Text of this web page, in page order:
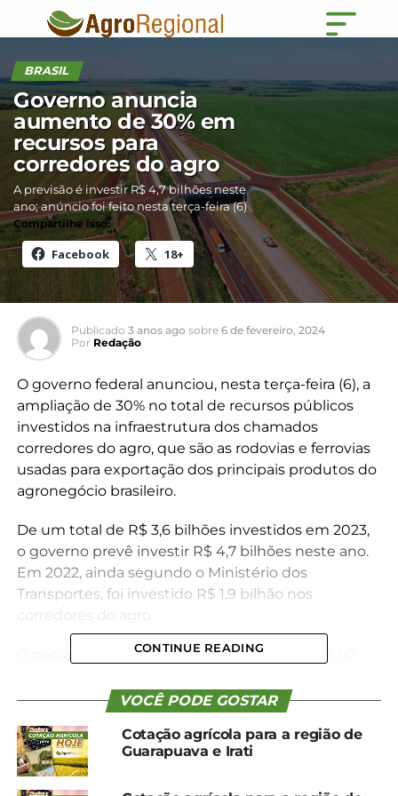
BRASIL
Governo anuncia
aumento de 30% em
recursos para
corredores do agro
A previsão é investir R$ 4,7 bilhões neste
ano; anúncio foi feito nesta terça-feira (6)
Compartilhe isso:
Facebook 18+
Publicado 3 anos ago sobre 6 de fevereiro, 2024
Por Redação
O governo federal anunciou, nesta terça-feira (6), a
ampliação de 30% no total de recursos públicos
investidos na infraestrutura dos chamados
corredores do agro, que são as rodovias e ferrovias
usadas para exportação dos principais produtos do
agronegócio brasileiro.
De um total de R$ 3,6 bilhões investidos em 2023,
o governo prevê investir R$ 4,7 bilhões neste ano.
Em 2022, ainda segundo o Ministério dos
Transportes, foi investido R$ 1,9 bilhão nos
O pacote de investimentos anunciado prevê 60
bilhões para a infraestrutura do Arco Norte e R$
2,05 bilhões para o Arco Sul/Sudeste. Entre as obras,
estão previstas a retomada dos investimentos
públicos na ferrovia Transnordestina, em
Pernambuco, e das ferrovias FIOL 1 e 2 e a FICO,
CONTINUE READING
VOCÊ PODE GOSTAR
Cotação agrícola para a região de
Guarapuava e Irati